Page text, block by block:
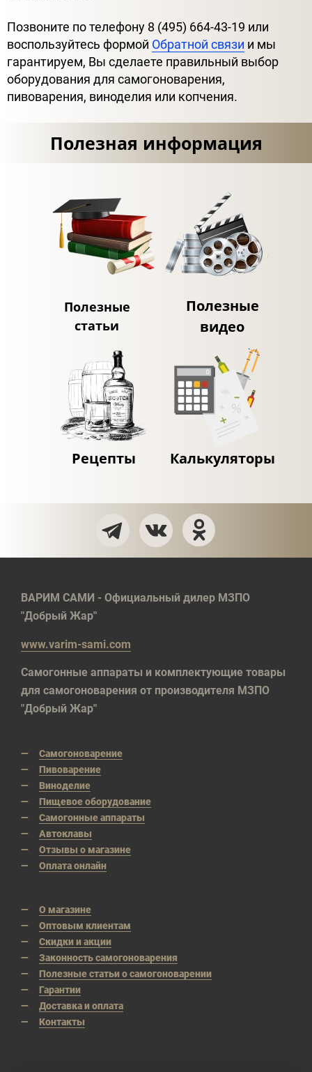
Позвоните по телефону 8 (495) 664-43-19 или
воспользуйтесь формой Обратной связи и мы
гарантируем, Вы сделаете правильный выбор
оборудования для самогоноварения,
пивоварения, виноделия или копчения.
Полезная информация
Полезные
статьи
Полезные
видео
Рецепты Калькуляторы
ВАРИМ САМИ - Официальный дилер МЗПО
"Добрый Жар"
www.varim-sami.com
Самогонные аппараты и комплектующие товары
для самогоноварения от производителя МЗПО
"Добрый Жар"
Самогоноварение
Пивоварение
Виноделие
Пищевое оборудование
Самогонные аппараты
Автоклавы
Отзывы о магазине
Оплата онлайн
О магазине
Оптовым клиентам
Скидки и акции
Законность самогоноварения
Полезные статьи о самогоноварении
Гарантии
Доставка и оплата
Контакты